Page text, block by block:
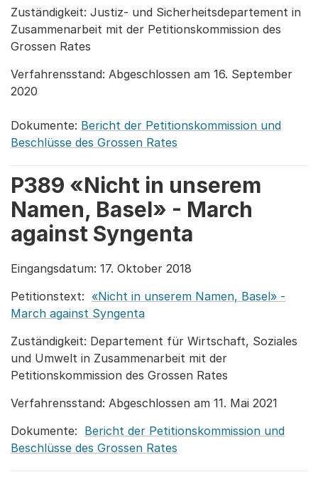
Zuständigkeit: Justiz- und Sicherheitsdepartement in
Zusammenarbeit mit der Petitionskommission des
Grossen Rates
Verfahrensstand: Abgeschlossen am 16. September
2020
Dokumente: Bericht der Petitionskommission und
Beschlüsse des Grossen Rates
P389 «Nicht in unserem
Namen, Basel» - March
against Syngenta
Eingangsdatum: 17. Oktober 2018
Petitionstext: «Nicht in unserem Namen, Basel» -
March against Syngenta
Zuständigkeit: Departement für Wirtschaft, Soziales
und Umwelt in Zusammenarbeit mit der
Petitionskommission des Grossen Rates
Verfahrensstand: Abgeschlossen am 11. Mai 2021
Dokumente: Bericht der Petitionskommission und
Beschlüsse des Grossen Rates